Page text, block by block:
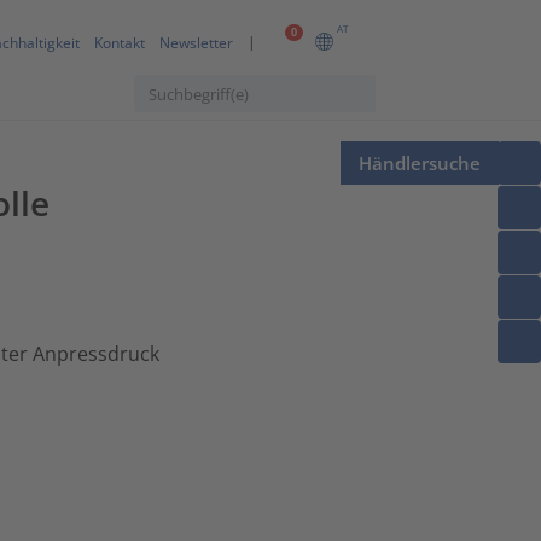
0 AT
Kontakt Newsletter
Händlersuche
Anpressdruck